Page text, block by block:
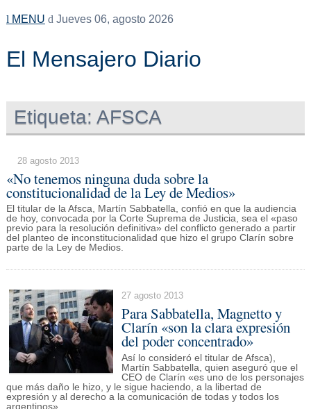
MENU Jueves 06, agosto 2026
El Mensajero Diario
Etiqueta: AFSCA
28 agosto 2013
«No tenemos ninguna duda sobre la
constitucionalidad de la Ley de Medios»
El titular de la Afsca, Martín Sabbatella, confió en que la audiencia
de hoy, convocada por la Corte Suprema de Justicia, sea el «paso
previo para la resolución definitiva» del conflicto generado a partir
del planteo de inconstitucionalidad que hizo el grupo Clarín sobre
parte de la Ley de Medios.
27 agosto 2013
Para Sabbatella, Magnetto y
Clarín «son la clara expresión
del poder concentrado»
Así lo consideró el titular de Afsca),
Martín Sabbatella, quien aseguró que el
CEO de Clarín «es uno de los personajes
que más daño le hizo, y le sigue haciendo, a la libertad de
expresión y al derecho a la comunicación de todas y todos los
argentinos».